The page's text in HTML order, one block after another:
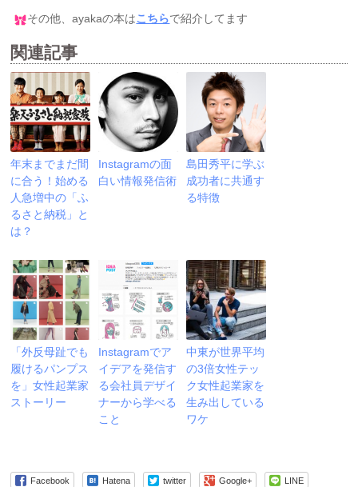
その他、ayakaの本はこちらで紹介してます
関連記事
年末までまだ間
に合う！始める
人急増中の「ふ
るさと納税」と
は？
Instagramの面
白い情報発信術
島田秀平に学ぶ
成功者に共通す
る特徴
「外反母趾でも
履けるパンプス
を」女性起業家
ストーリー
Instagramでア
イデアを発信す
る会社員デザイ
ナーから学べる
こと
中東が世界平均
の3倍女性テッ
ク女性起業家を
生み出している
ワケ
Facebook Hatena twitter Google+ LINE